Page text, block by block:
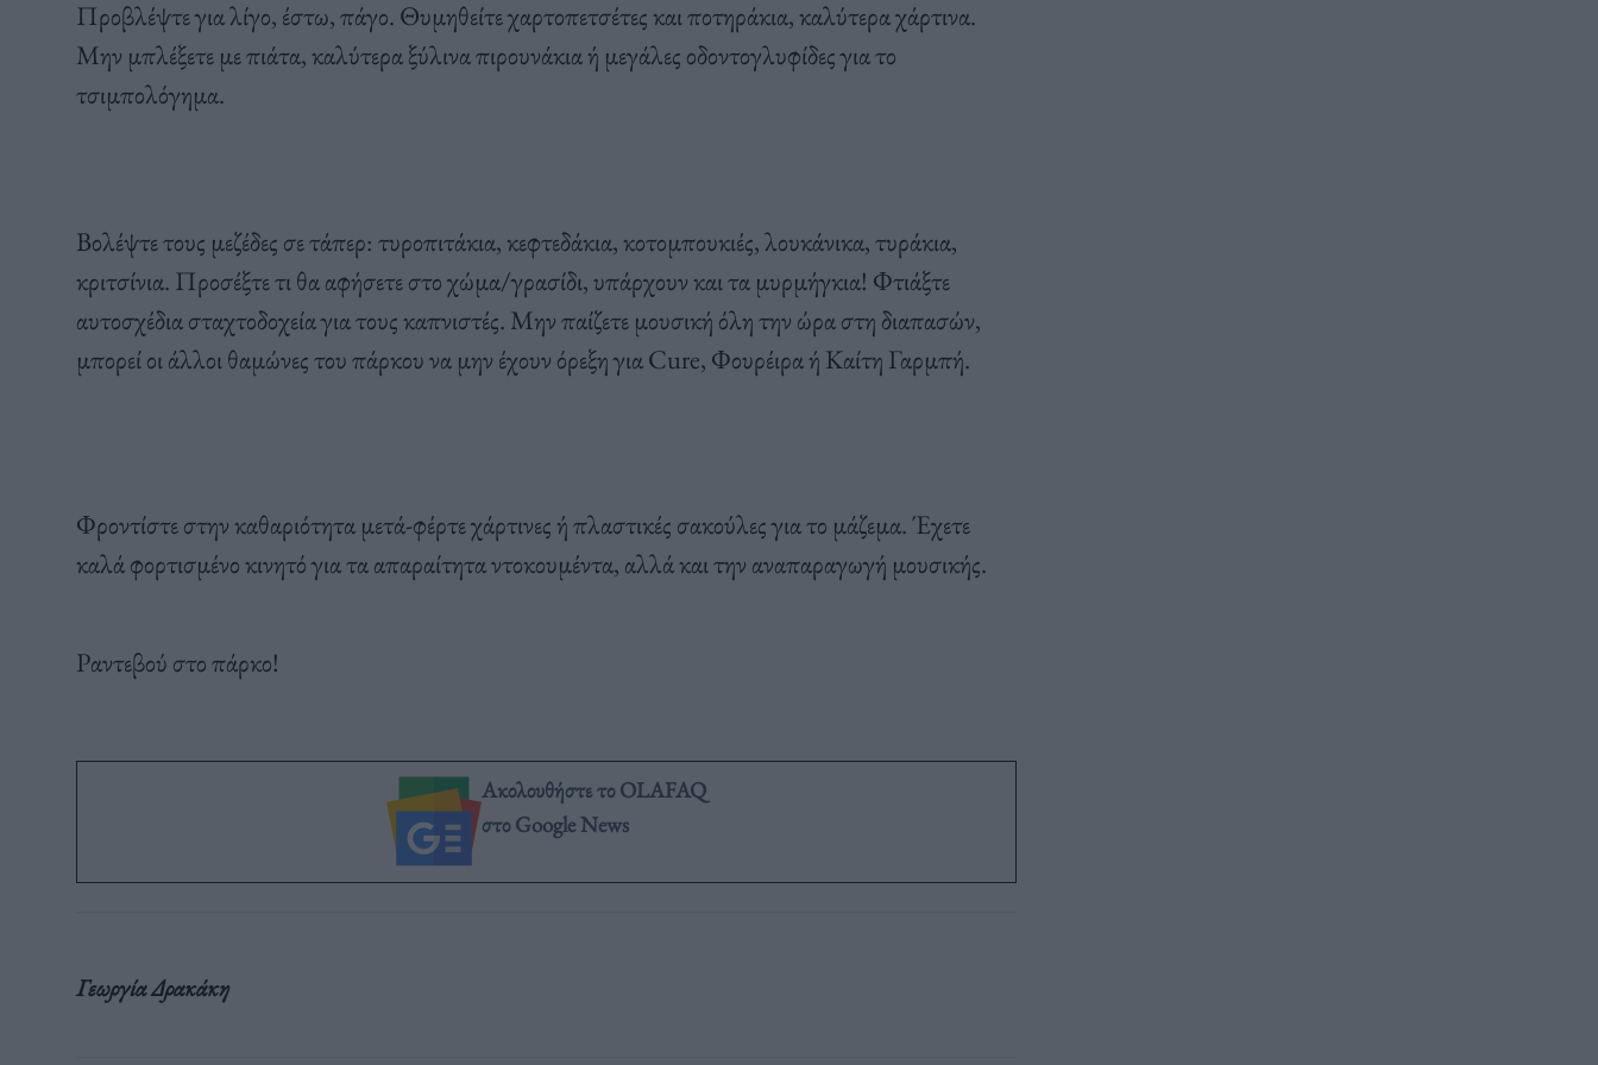
Προβλέψτε για λίγο, έστω, πάγο. Θυμηθείτε χαρτοπετσέτες και ποτηράκια, καλύτερα χάρτινα.
Μην μπλέξετε με πιάτα, καλύτερα ξύλινα πιρουνάκια ή μεγάλες οδοντογλυφίδες για το
τσιμπολόγημα.
Βολέψτε τους μεζέδες σε τάπερ: τυροπιτάκια, κεφτεδάκια, κοτομπουκιές, λουκάνικα, τυράκια,
κριτσίνια. Προσέξτε τι θα αφήσετε στο χώμα/γρασίδι, υπάρχουν και τα μυρμήγκια! Φτιάξτε
αυτοσχέδια σταχτοδοχεία για τους καπνιστές. Μην παίζετε μουσική όλη την ώρα στη διαπασών,
μπορεί οι άλλοι θαμώνες του πάρκου να μην έχουν όρεξη για Cure, Φουρέιρα ή Καίτη Γαρμπή.
Φροντίστε στην καθαριότητα μετά-φέρτε χάρτινες ή πλαστικές σακούλες για το μάζεμα. Έχετε
καλά φορτισμένο κινητό για τα απαραίτητα ντοκουμέντα, αλλά και την αναπαραγωγή μουσικής.
Ραντεβού στο πάρκο!
Ακολουθήστε το OLAFAQ
στο Google News
Γεωργία Δρακάκη